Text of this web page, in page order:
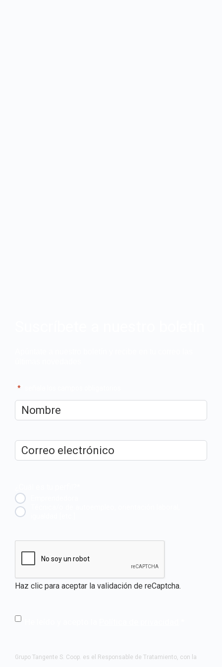
*
Nombre*
Correo
electrónico*
Haz clic para aceptar la validación de reCaptcha.
Grupo Tangente S. Coop. es el Responsable de Tratamiento, con la